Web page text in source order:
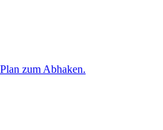
zum Abhaken.